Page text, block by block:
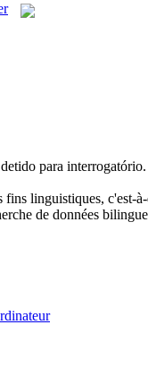
detido para interrogatório.
linguistiques, c'est-
de données